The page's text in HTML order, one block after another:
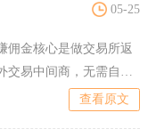
05-25
佣金核心是做交易所返
交易中间商，无需自有
查看原文